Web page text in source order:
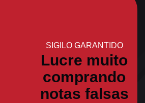
SIGILO GARANTIDO
Lucre muito
comprando
notas falsas